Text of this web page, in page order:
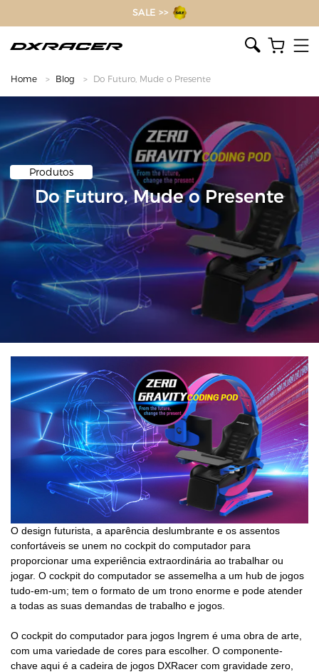
O inventor da cadeira gamer
SALE >>
Home Blog Do Futuro, Mude o Presente
Produtos
Do Futuro, Mude o Presente
O design futurista, a aparência deslumbrante e os assentos
confortáveis ​​se unem no cockpit do computador para
proporcionar uma experiência extraordinária ao trabalhar ou
jogar. O cockpit do computador se assemelha a um hub de jogos
tudo-em-um; tem o formato de um trono enorme e pode atender
a todas as suas demandas de trabalho e jogos.
O cockpit do computador para jogos Ingrem é uma obra de arte,
com uma variedade de cores para escolher. O componente-
chave aqui é a cadeira de jogos DXRacer com gravidade zero,